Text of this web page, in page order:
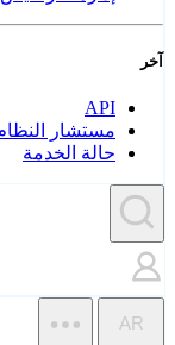
آخر
API
مستشار
حالة الخدمة
AR